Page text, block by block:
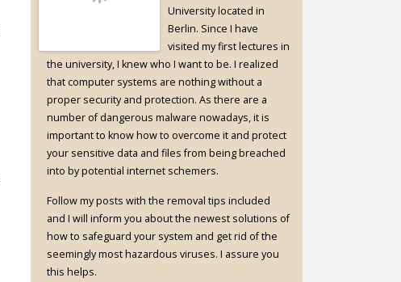
University located in
Berlin. Since I have
visited my first lectures in
the university, I knew who I want to be. I realized
that computer systems are nothing without a
proper security and protection. As there are a
number of dangerous malware nowadays, it is
important to know how to overcome it and protect
your sensitive data and files from being breached
into by potential internet schemers.
Follow my posts with the removal tips included
and I will inform you about the newest solutions of
how to safeguard your system and get rid of the
seemingly most hazardous viruses. I assure you
this helps.